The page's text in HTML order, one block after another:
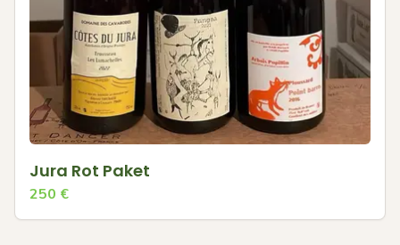
Jura Rot Paket
250 €